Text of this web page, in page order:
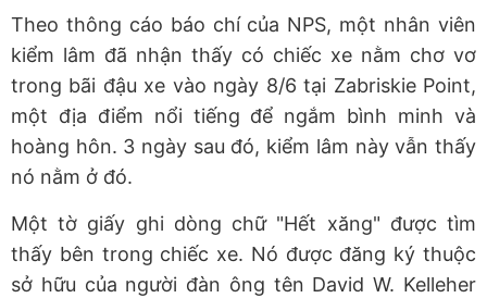
Theo thông cáo báo chí của NPS, một nhân viên
kiểm lâm đã nhận thấy có chiếc xe nằm chơ vơ
trong bãi đậu xe vào ngày 8/6 tại Zabriskie Point,
một địa điểm nổi tiếng để ngắm bình minh và
hoàng hôn. 3 ngày sau đó, kiểm lâm này vẫn thấy
nó nằm ở đó.
Một tờ giấy ghi dòng chữ "Hết xăng" được tìm
thấy bên trong chiếc xe. Nó được đăng ký thuộc
sở hữu của người đàn ông tên David W. Kelleher